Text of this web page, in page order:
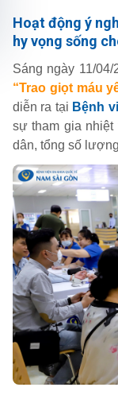
Hoạt động ý
hy vọng sống
Sáng ngày 11/
“Trao giọt máu
diễn ra tại Bệnh
sự tham gia
dân, tổng số